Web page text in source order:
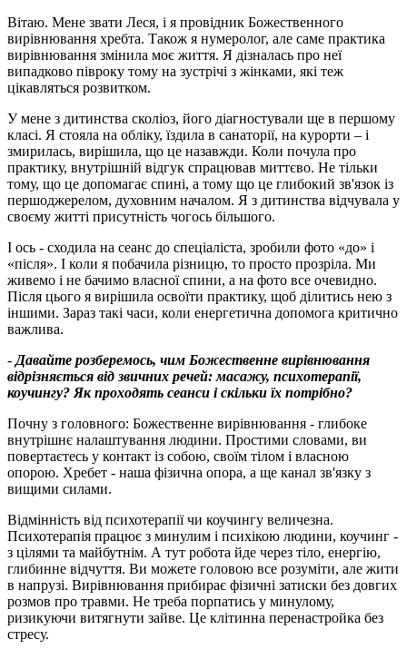
Вітаю. Мене звати Леся, і я провідник Божественного
вирівнювання хребта. Також я нумеролог, але саме практика
вирівнювання змінила моє життя. Я дізналась про неї
випадково півроку тому на зустрічі з жінками, які теж
цікавляться розвитком.
У мене з дитинства сколіоз, його діагностували ще в першому
класі. Я стояла на обліку, їздила в санаторії, на курорти – і
змирилась, вирішила, що це назавжди. Коли почула про
практику, внутрішній відгук спрацював миттєво. Не тільки
тому, що це допомагає спині, а тому що це глибокий зв'язок із
першоджерелом, духовним началом. Я з дитинства відчувала у
своєму житті присутність чогось більшого.
І ось - сходила на сеанс до спеціаліста, зробили фото «до» і
«після». І коли я побачила різницю, то просто прозріла. Ми
живемо і не бачимо власної спини, а на фото все очевидно.
Після цього я вирішила освоїти практику, щоб ділитись нею з
іншими. Зараз такі часи, коли енергетична допомога критично
важлива.
- Давайте розберемось, чим Божественне вирівнювання
відрізняється від звичних речей: масажу, психотерапії,
коучингу? Як проходять сеанси і скільки їх потрібно?
Почну з головного: Божественне вирівнювання - глибоке
внутрішнє налаштування людини. Простими словами, ви
повертаєтесь у контакт із собою, своїм тілом і власною
опорою. Хребет - наша фізична опора, а ще канал зв'язку з
вищими силами.
Відмінність від психотерапії чи коучингу величезна.
Психотерапія працює з минулим і психікою людини, коучинг -
з цілями та майбутнім. А тут робота йде через тіло, енергію,
глибинне відчуття. Ви можете головою все розуміти, але жити
в напрузі. Вирівнювання прибирає фізичні затиски без довгих
розмов про травми. Не треба порпатись у минулому,
ризикуючи витягнути зайве. Це клітинна перенастройка без
стресу.